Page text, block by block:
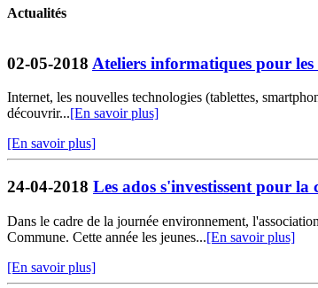
Actualités
02-05-2018 Ateliers informatiques pour les
Internet, les nouvelles technologies (tablettes,
découvrir...[En savoir plus]
[En savoir plus]
24-04-2018 Les ados s'investissent pour la
Dans le cadre de la journée environnement,
Commune. Cette année les jeunes...[En savoir plus]
[En savoir plus]